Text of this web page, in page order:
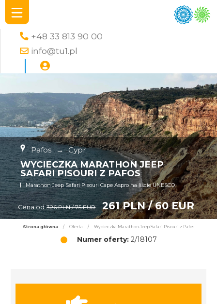
+48 33 813 90 00
info@tu1.pl
Pafos → Cypr
WYCIECZKA MARATHON JEEP
SAFARI PISOURI Z PAFOS
Marathon Jeep Safari Pisouri Cape Aspro na liście UNESCO
Cena od 326 PLN / 75 EUR 261 PLN / 60 EUR
Strona główna / Oferta / Wycieczka Marathon Jeep Safari Pisouri z Pafos
Numer oferty:2/18107